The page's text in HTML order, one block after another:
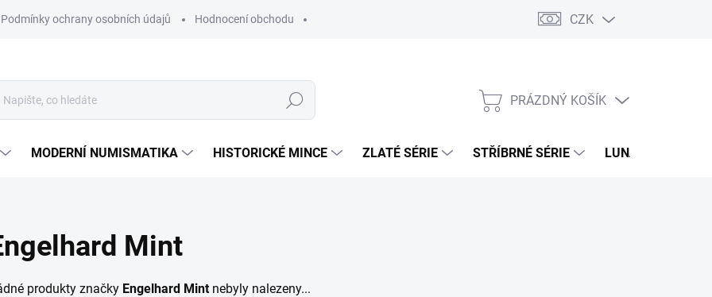
Podmínky ochrany osobních údajů Hodnocení obchodu CZK
Hledat
NÁKUPNÍ
PRÁZDNÝ KOŠÍK
MODERNÍ NUMISMATIKA HISTORICKÉ MINCE ZLATÉ SÉRIE STŘÍBRNÉ SÉRIE LUNÁRNÍ SÉRIE
Mint
produkty značky Engelhard Mintnebyly nalezeny...